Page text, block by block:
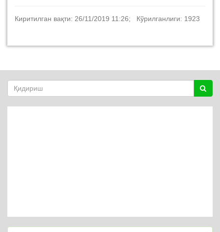
Киритилган вақти: 26/11/2019 11:26; Кўрилганлиги: 1923